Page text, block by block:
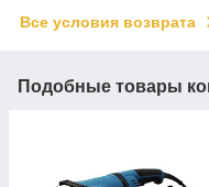
Все условия возврата
Подобные товары